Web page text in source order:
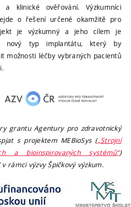
a klinické ověřování. Výzkumníci
o řešení určené okamžitě pro
je výzkumný a jeho cílem je
nový typ implantátu, který by
možnosti léčby vybraných pacientů
grantu Agentury pro zdravotnický
s projektem MEBioSys („Strojní
a bioinspirovaných systémů“)
v rámci výzvy Špičkový výzkum.